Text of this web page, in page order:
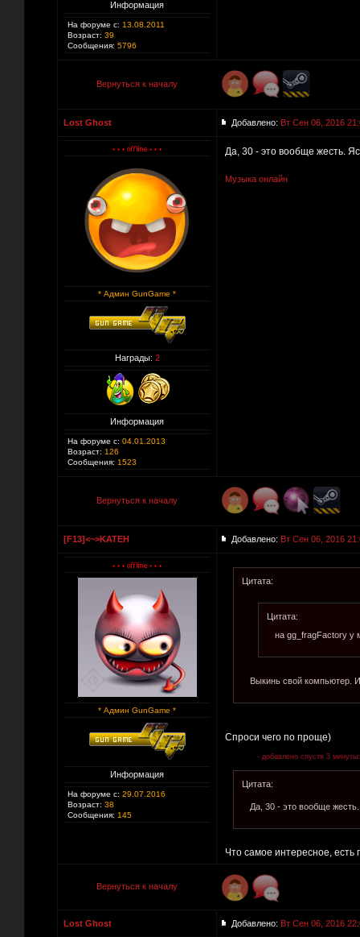
Информация
На форуме с: 13.08.2011
Возраст: 39
Сообщения: 5796
Вернуться к началу
Lost Ghost Добавлено: Вт Сен 06, 2016
* Админ GunGame *
Награды: 2
Информация
На форуме с: 04.01.2013
Возраст: 126
Сообщения: 1523
Да, 30 - это вообще жесть.
Музыка онлайн
Вернуться к началу
[F13]<~>KATEH Добавлено: Вт Сен 06, 2016
* Админ GunGame *
Информация
На форуме с: 29.07.2016
Возраст: 38
Сообщения: 145
Цитата:
Цитата:
на gg_fragFactory у
Выкинь свой компьютер.
Спроси чего по проще)
- добавлено спустя 3 минуты:
Цитата:
Да, 30 - это вообще
Что самое интересное, есть
Вернуться к началу
Lost Ghost Добавлено: Вт Сен 06, 2016